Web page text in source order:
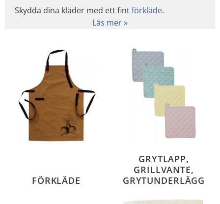
Skydda dina kläder med ett fintförkläde.
kökshanddukarkan användas till mer
eller lyxig servett.
FÖRKLÄDE
GRYTLAPP,
GRILLVANTE,
GRYTUNDERLÄGG